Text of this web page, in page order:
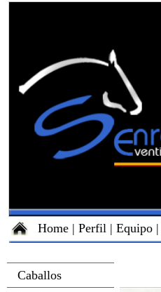
Home | Perfil | Equipo |
Caballos